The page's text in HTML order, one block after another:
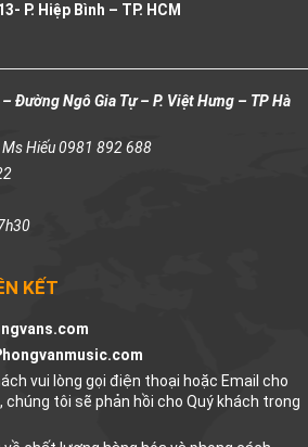
P. Hiệp Bình – TP. HCM
Đường Ngô Gia Tự – P. Việt Hưng – TP Hà
Ms Hiếu 0981 892 688
KẾT
vui lòng gọi điện thoại hoặc Email cho
tôi sẽ phản hồi cho Quý khách trong